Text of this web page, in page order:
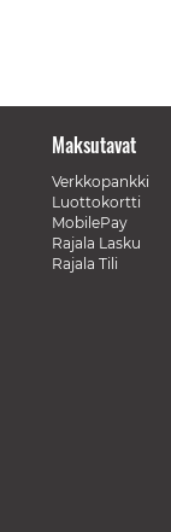
Maksutavat
Verkkopankki
Luottokortti
MobilePay
Rajala Lasku
Rajala Tili